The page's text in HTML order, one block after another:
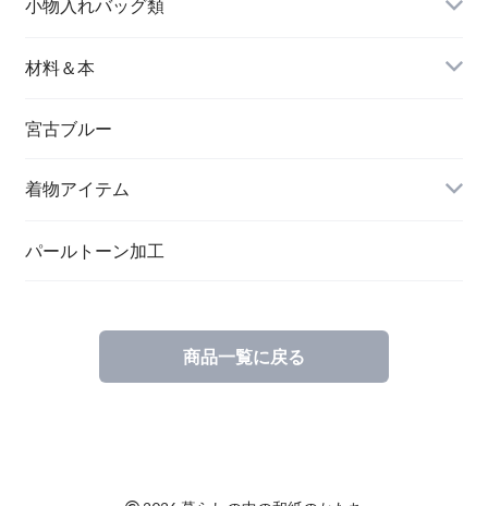
バングル＆ブレスレット
ペンダント
ブローチ
名刺入れ
メッセージカード
一筆箋
小物入れバッグ類
バッグ
材料＆本
ハンドメイドキット
宮古ブルー
着物アイテム
パールトーン加工
商品一覧に戻る